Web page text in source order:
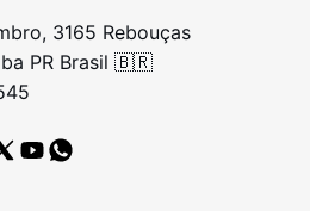
3165 Rebouças
PR Brasil 🇧🇷